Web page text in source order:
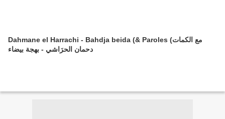
Dahmane el Harrachi - Bahdja beida (& Paroles مع الكمات)
دحمان الحرَاشي - بهجة بيضاء